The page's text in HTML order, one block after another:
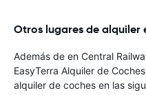
Otros lugares de alquiler
Además de en Central
EasyTerra Alquiler de
alquiler de coches en las